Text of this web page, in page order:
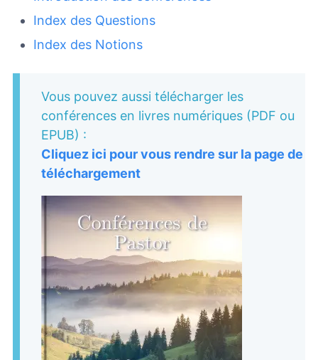
Index des Questions
Index des Notions
Vous pouvez aussi télécharger les
conférences en livres numériques (PDF ou
EPUB) :
Cliquez ici pour vous rendre sur la page de
téléchargement